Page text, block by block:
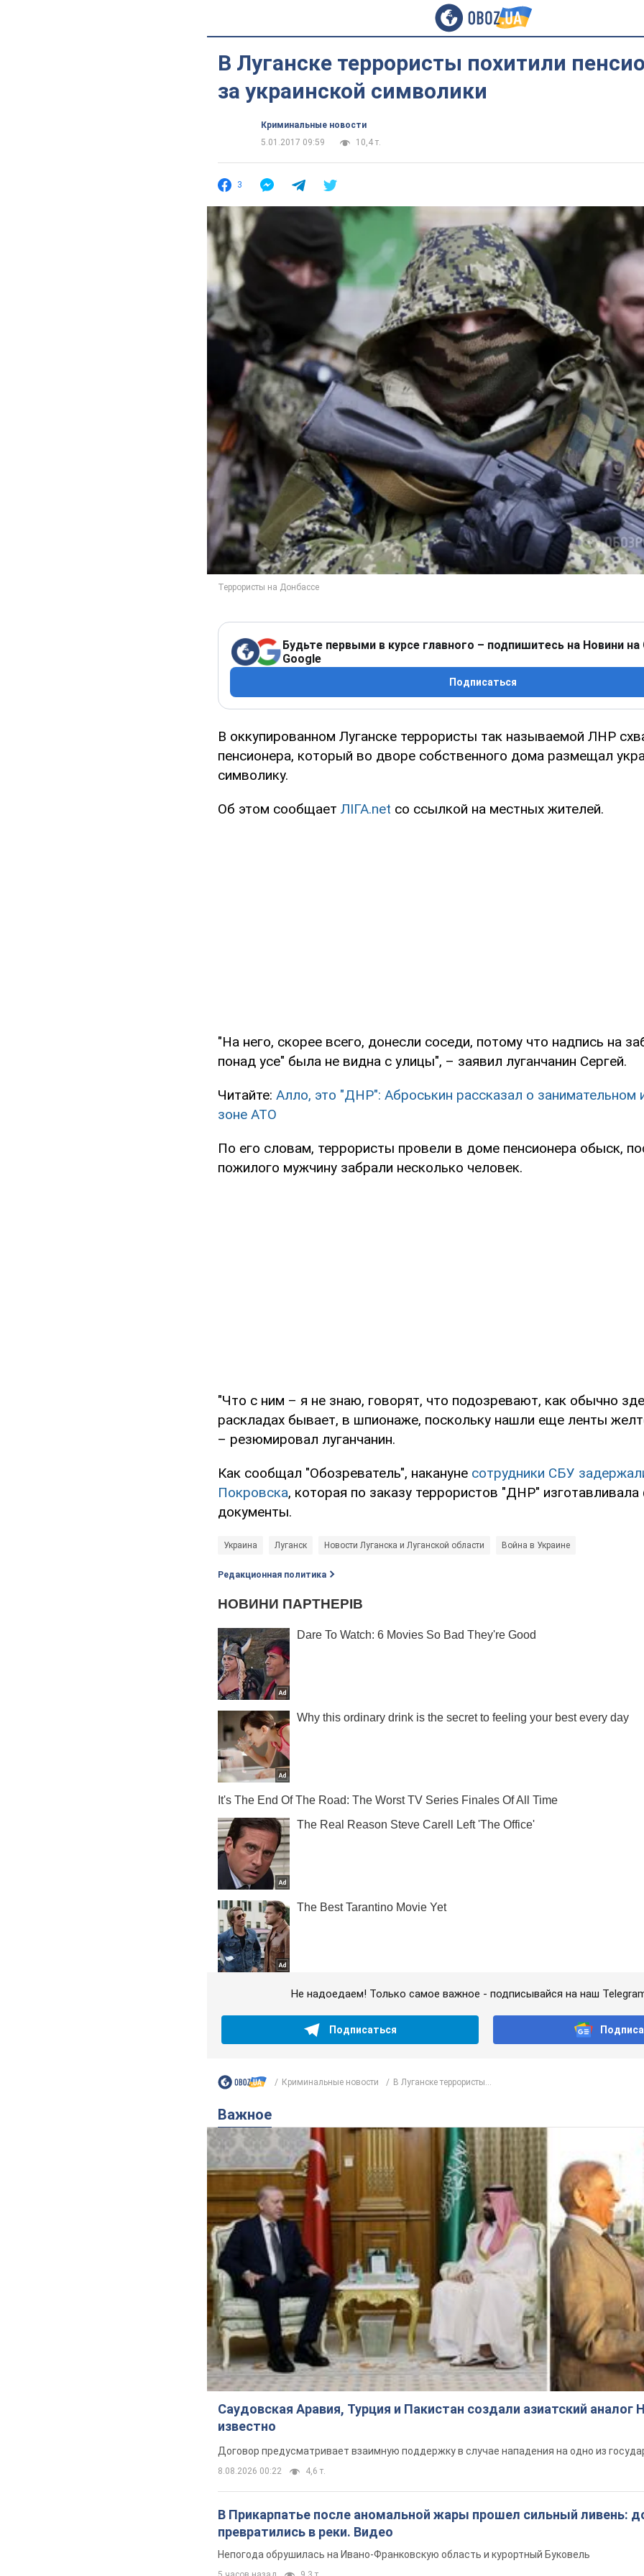
В Луганске террористы похитили
за украинской символики
Криминальные новости
5.01.2017 09:59
10,4 т.
3
Будьте первыми в курсе главного – подпишитесь на Новини на
Google
Подписаться
В оккупированном Луганске террористы так называемой ЛНР
пенсионера, который во дворе собственного дома размещал
символику.
Об этом сообщает ЛІГА.net со ссылкой на местных жителей.
"На него, скорее всего, донесли соседи, потому что надпись на
понад усе" была не видна с улицы", – заявил луганчанин Сергей.
Читайте: Алло, это "ДНР": Аброськин рассказал о занимательном
зоне АТО
По его словам, террористы провели в доме пенсионера обыск,
пожилого мужчину забрали несколько человек.
"Что с ним – я не знаю, говорят, что подозревают, как обычно
раскладах бывает, в шпионаже, поскольку нашли еще ленты
– резюмировал луганчанин.
Как сообщал "Обозреватель", накануне сотрудники СБУ
Покровска, которая по заказу террористов "ДНР"
документы.
Украина Луганск Новости Луганска и Луганской области Война в Украине
Редакционная политика
Не надоедаем! Только самое важное - подписывайся на наш
Подписаться
Криминальные новости В Луганске террористы...
Важное
Саудовская Аравия, Турция и Пакистан создали азиатский аналог
известно
Договор предусматривает взаимную поддержку в случае нападения на одно из
8.08.2026 00:22 4,6 т.
В Прикарпатье после аномальной жары прошел сильный ливень:
превратились в реки. Видео
Непогода обрушилась на Ивано-Франковскую область и курортный Буковель